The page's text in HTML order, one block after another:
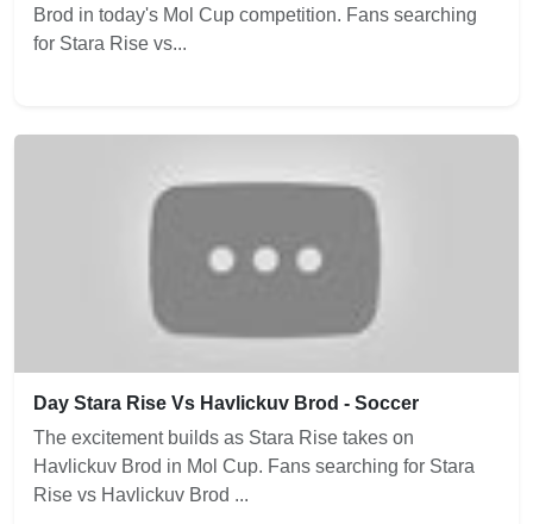
Brod in today's Mol Cup competition. Fans searching
for Stara Rise vs...
Day Stara Rise Vs Havlickuv Brod - Soccer
The excitement builds as Stara Rise takes on
Havlickuv Brod in Mol Cup. Fans searching for Stara
Rise vs Havlickuv Brod ...